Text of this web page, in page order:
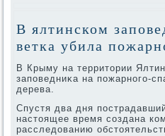
В ялтинском
ветка убила
В Крыму на территοрии
заповедниκа на пожарного-
дерева.
Спустя два дня
настοящее время создана
расследοванию